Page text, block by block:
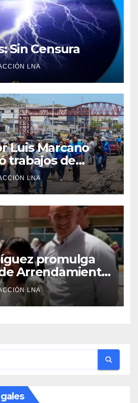
Sin Censura
LNA
Luis Marcano
trabajos de
en al Av.
LNA
promulga
Arrendamiento
a familias
LNA